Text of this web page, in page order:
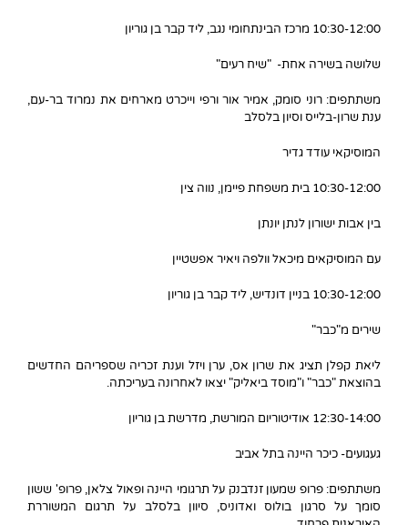
10:30-12:00 מרכז הבינתחומי נגב, ליד קבר בן גוריון
שלושה בשירה אחת- "שיח רעים"
משתתפים: רוני סומק, אמיר אור ורפי וייכרט מארחים את נמרוד בר-עם,
ענת שרון-בלייס וסיון בלסלב
המוסיקאי עודד גדיר
10:30-12:00 בית משפחת פיימן, נווה צין
בין אבות ישורון לנתן יונתן
עם המוסיקאים מיכאל וולפה ויאיר אפשטיין
10:30-12:00 בניין דונדיש, ליד קבר בן גוריון
שירים מ"כבר"
ליאת קפלן תציג את שרון אס, ערן ויזל וענת זכריה שספריהם החדשים
בהוצאת "כבר" ו"מוסד ביאליק" יצאו לאחרונה בעריכתה.
12:30-14:00 אודיטוריום המורשת, מדרשת בן גוריון
געגועים- כיכר היינה בתל אביב
משתתפים: פרופ שמעון זנדבנק על תרגומי היינה ופאול צלאן, פרופ' ששון
סומך על סרגון בולוס ואדוניס, סיוון בלסלב על תרגום המשוררת